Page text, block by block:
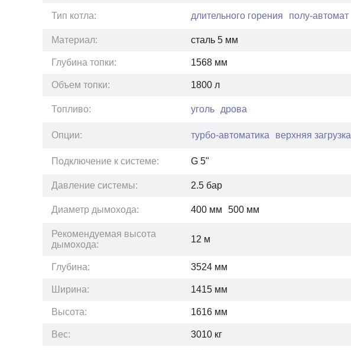
Тип котла: длительного горения полу-автомат
Материал: сталь 5 мм
Глубина топки: 1568 мм
Объем топки: 1800 л
Топливо: уголь дрова
Опции: турбо-автоматика верхняя загрузка
Подключение к системе: G 5"
Давление системы: 2.5 бар
Диаметр дымохода: 400 мм 500 мм
Рекомендуемая высота
дымохода:
12 м
Глубина: 3524 мм
Ширина: 1415 мм
Высота: 1616 мм
Вес: 3010 кг